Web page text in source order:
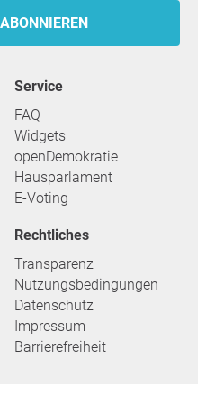
Service
FAQ
Widgets
openDemokratie
Hausparlament
E-Voting
Rechtliches
Transparenz
Nutzungsbedingungen
Datenschutz
Impressum
Barrierefreiheit